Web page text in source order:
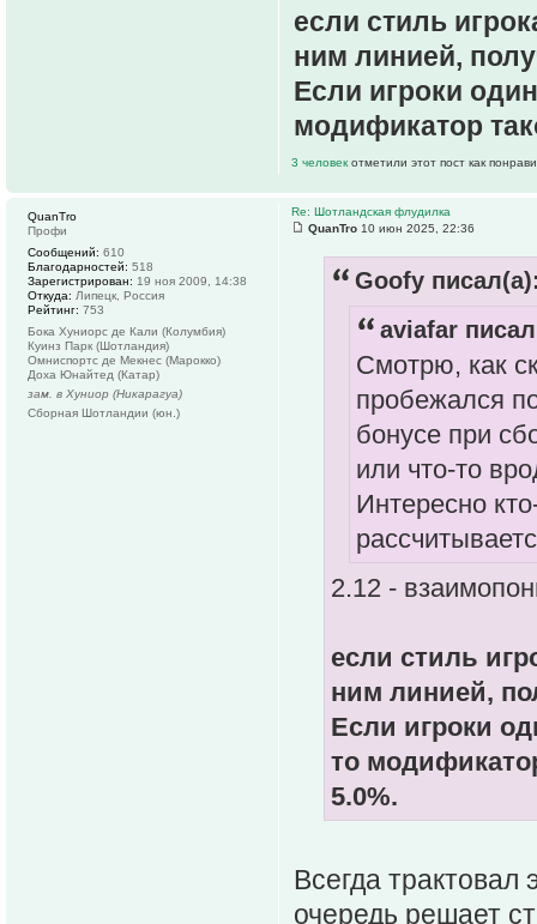
если стиль
ним линией,
Если игроки
модификатор
3 человек отметили этот пост как
Re: Шотландская флудилка
QuanTro 10 июн 2025, 22:36
Goofy
aviafar
Смотрю, как
пробежался
бонусе при
или что-то
Интересно
2.12 -
если стиль
ним линией,
Если игроки
то
5.0%.
Всегда
очередь решает
QuanTro
Профи
Сообщений: 610
Благодарностей: 518
Зарегистрирован: 19 ноя 2009, 14:38
Откуда: Липецк, Россия
Рейтинг: 753
Бока Хуниорс де Кали (Колумбия)
Куинз Парк (Шотландия)
Омниспортc де Мекнес (Марокко)
Доха Юнайтед (Катар)
зам. в Хуниор (Никарагуа)
Сборная Шотландии (юн.)